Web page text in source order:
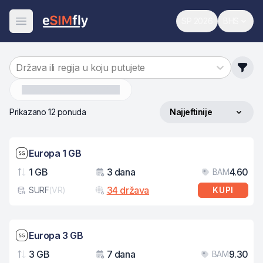
Otvori meni Svjetsko
Država ili regija u koju putujete
Prikazano 12 ponuda Sortiraj po
Najjeftinije
Brzina mreže: 5G
Europa 1 GB
Podaci
1 GB
Važenje
3 dana BAM4.60
Tip eSIM kartice
SURF(VR) 34 država KUPI
Brzina mreže: 5G
Europa 3 GB
Podaci
3 GB
Važenje
7 dana BAM9.30